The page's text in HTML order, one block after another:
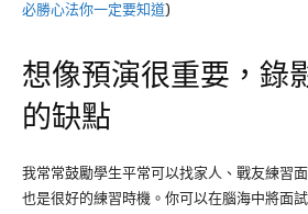
必勝心法你一定要知道)
想像預演很重要，錄
的缺點
我常常鼓勵學生平常可以找家人、戰友練習
也是很好的練習時機。你可以在腦海中將面